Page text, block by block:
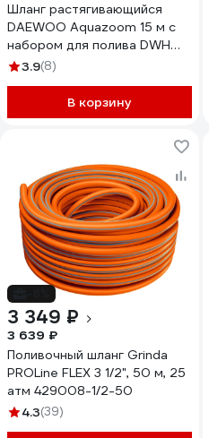
Шланг растягивающийся
DAEWOO Aquazoom 15 м с
набором для полива DWH
6102
3.9(8)
В корзину
3 349 ₽
3 639 ₽
Поливочный шланг Grinda
PROLine FLEX 3 1/2", 50 м, 25
атм 429008-1/2-50
4.3(39)